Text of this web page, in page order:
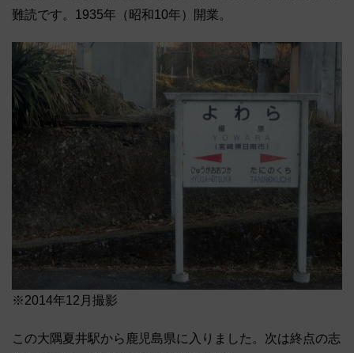
難読です。1935年（昭和10年）開業。
※2014年12月撮影
この大隅夏井駅から鹿児島県に入りました。次は終点の志